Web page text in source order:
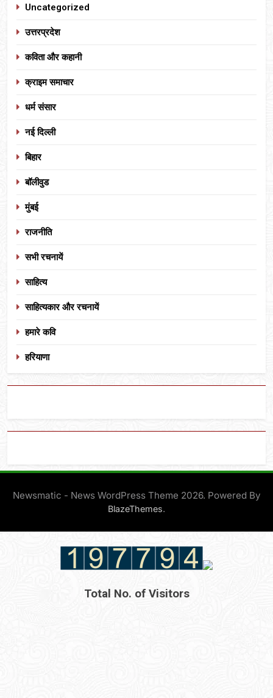
Uncategorized
उत्तरप्रदेश
कविता और कहानी
क्राइम समाचार
धर्म संसार
नई दिल्ली
बिहार
बॉलीवुड
मुंबई
राजनीति
सभी रचनायें
साहित्य
साहित्यकार और रचनायें
हमारे कवि
हरियाणा
Newsmatic - News WordPress Theme 2026. Powered By
BlazeThemes.
Total No. of Visitors